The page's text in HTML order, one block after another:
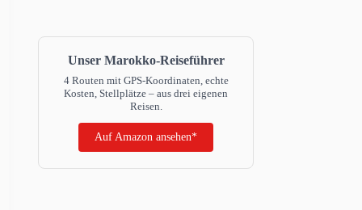
Unser Marokko-Reiseführer
4 Routen mit GPS-Koordinaten, echte
Kosten, Stellplätze – aus drei eigenen
Reisen.
Auf Amazon ansehen*